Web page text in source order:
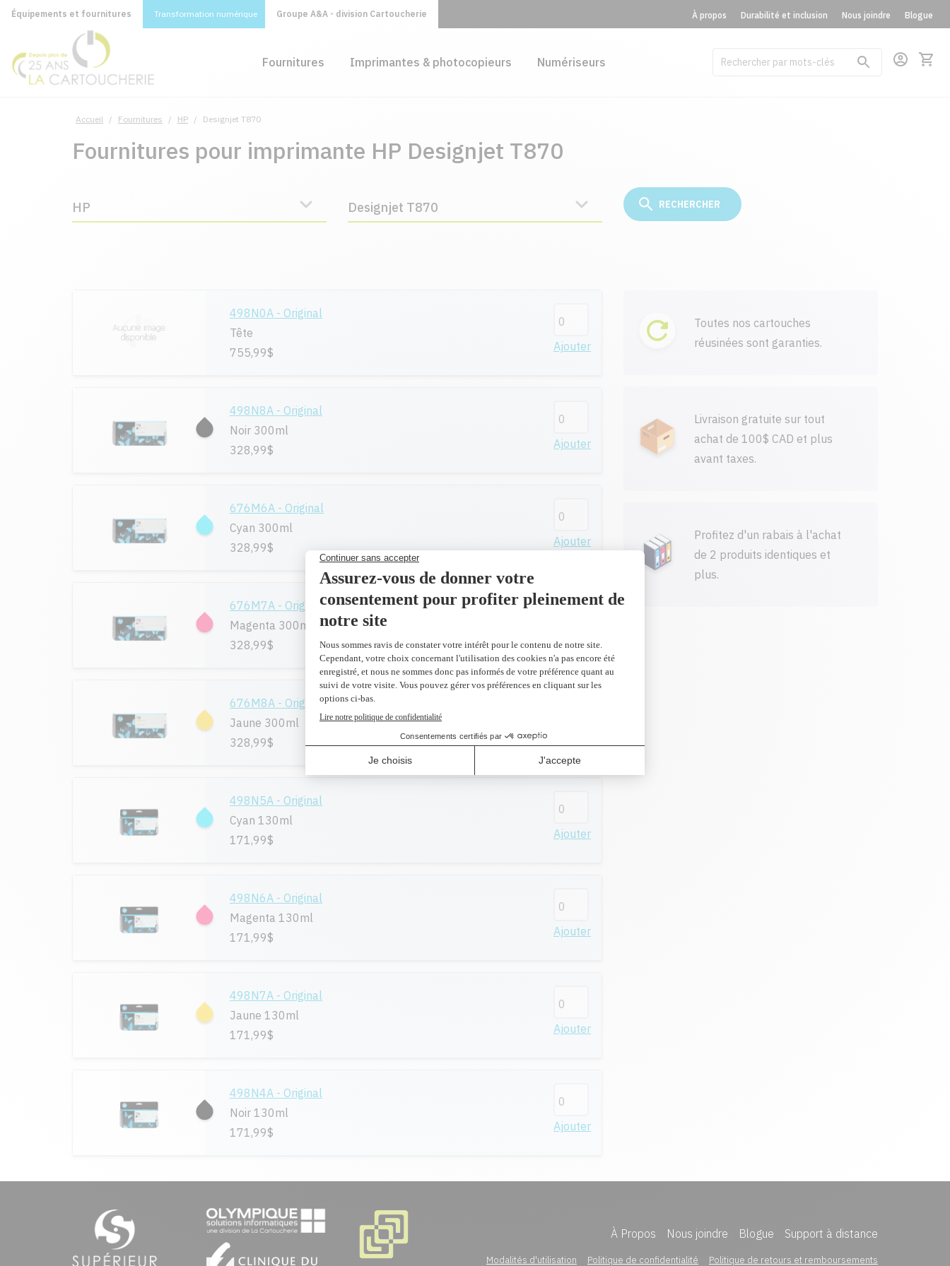
Équipements et fournitures Transformation numérique Groupe A&A - division Cartoucherie À propos Durabilité et inclusion Nous joindre Blogue
Fournitures Imprimantes & photocopieurs Numériseurs
Accueil / Fournitures / HP / Designjet T870
Fournitures pour imprimante HP Designjet T870
HP Designjet T870
498N0A - Original
Tête
755,99$
Ajouter
498N8A - Original
Noir 300ml
328,99$
Ajouter
676M6A - Original
Cyan 300ml
328,99$
Ajouter
676M7A - Original
Magenta 300ml
328,99$
Ajouter
676M8A - Original
Jaune 300ml
328,99$
498N5A - Original
Cyan 130ml
171,99$
Ajouter
498N6A - Original
Magenta 130ml
171,99$
Ajouter
498N7A - Original
Jaune 130ml
171,99$
Ajouter
498N4A - Original
Noir 130ml
171,99$
Ajouter
Toutes nos cartouches
réusinées sont garanties.
Livraison gratuite sur tout
achat de 100$ CAD et plus
avant taxes.
Profitez d'un rabais à l'achat
de 2 produits identiques et
plus.
À Propos Nous joindre Blogue Support à distance
Modalités d'utilisation Politique de confidentialité Politique de retours et remboursements